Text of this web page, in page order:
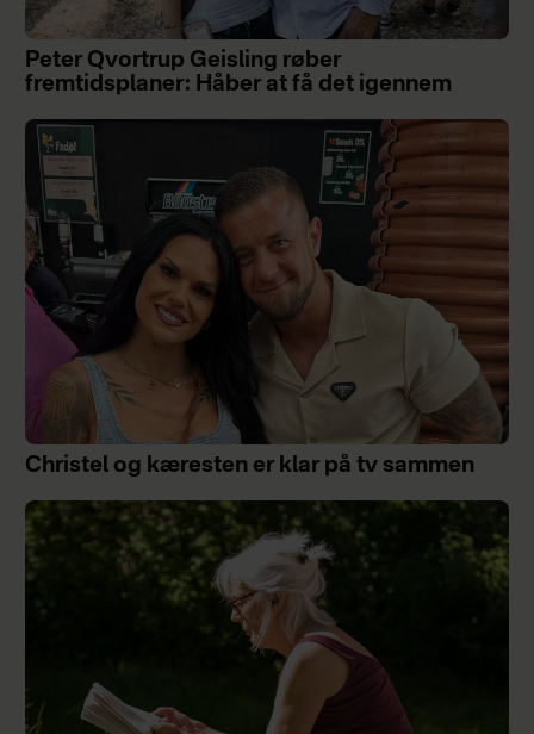
Peter Qvortrup Geisling røber
fremtidsplaner: Håber at få det igennem
Christel og kæresten er klar på tv sammen